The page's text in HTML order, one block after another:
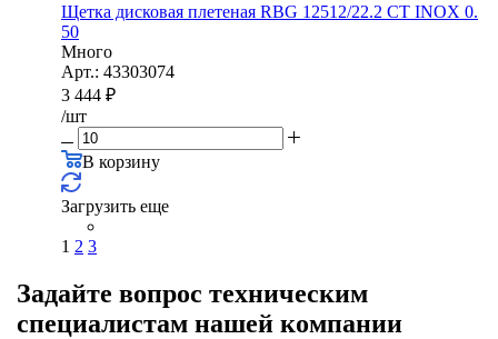
Щетка дисковая плетеная RBG 12512/22.2 CТ INOX 0.
50
Много
Арт.: 43303074
3 444 ₽
/шт
В корзину
Загрузить еще
1 2 3
Задайте вопрос техническим
специалистам нашей компании